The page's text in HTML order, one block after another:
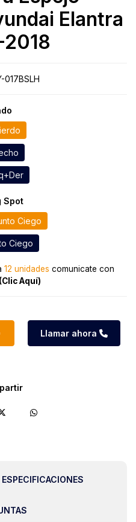
Elantra
017BSLH
Spot
Ciego
Ciego
12 unidades comunicate con
(Clic Aquí)
Llamar ahora
ESPECIFICACIONES